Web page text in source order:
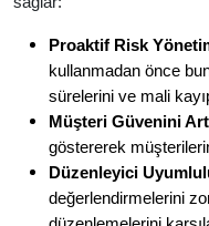
Proaktif Risk
kullanmadan önce
sürelerini ve mali
Müşteri Güvenini
göstererek
Düzenleyici
değerlendirmelerini